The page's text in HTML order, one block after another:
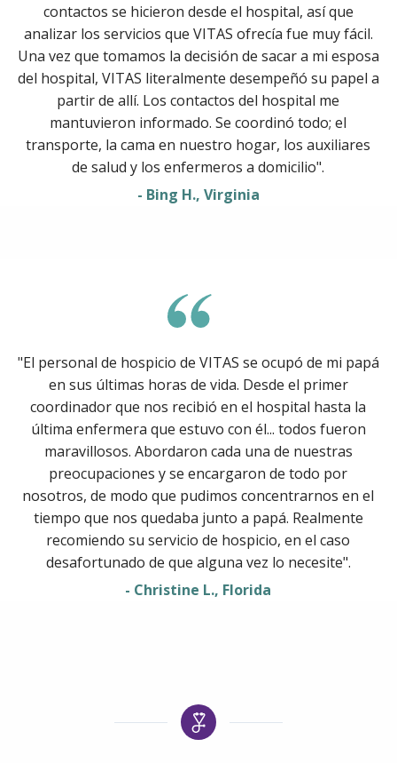
contactos se hicieron desde el hospital, así que
analizar los servicios que VITAS ofrecía fue muy fácil.
Una vez que tomamos la decisión de sacar a mi esposa
del hospital, VITAS literalmente desempeñó su papel a
partir de allí. Los contactos del hospital me
mantuvieron informado. Se coordinó todo; el
transporte, la cama en nuestro hogar, los auxiliares
de salud y los enfermeros a domicilio".
- Bing H., Virginia
"El personal de hospicio de VITAS se ocupó de mi papá
en sus últimas horas de vida. Desde el primer
coordinador que nos recibió en el hospital hasta la
última enfermera que estuvo con él... todos fueron
maravillosos. Abordaron cada una de nuestras
preocupaciones y se encargaron de todo por
nosotros, de modo que pudimos concentrarnos en el
tiempo que nos quedaba junto a papá. Realmente
recomiendo su servicio de hospicio, en el caso
desafortunado de que alguna vez lo necesite".
- Christine L., Florida